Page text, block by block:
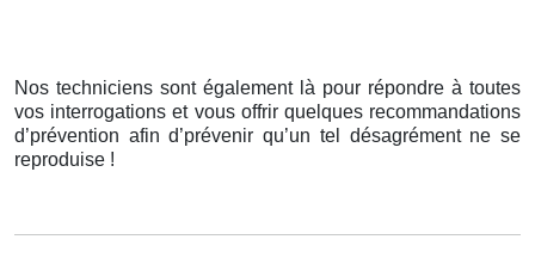
Nos techniciens sont également là pour répondre à toutes
vos interrogations et vous offrir quelques recommandations
d’prévention afin d’prévenir qu’un tel désagrément ne se
reproduise !